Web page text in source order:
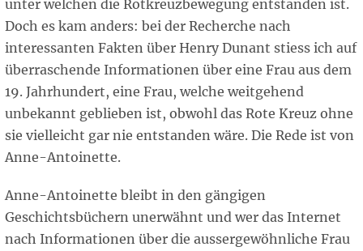
unter welchen die Rotkreuzbewegung entstanden ist.
Doch es kam anders: bei der Recherche nach
interessanten Fakten über Henry Dunant stiess ich auf
überraschende Informationen über eine Frau aus dem
19. Jahrhundert, eine Frau, welche weitgehend
unbekannt geblieben ist, obwohl das Rote Kreuz ohne
sie vielleicht gar nie entstanden wäre. Die Rede ist von
Anne-Antoinette.
Anne-Antoinette bleibt in den gängigen
Geschichtsbüchern unerwähnt und wer das Internet
nach Informationen über die aussergewöhnliche Frau